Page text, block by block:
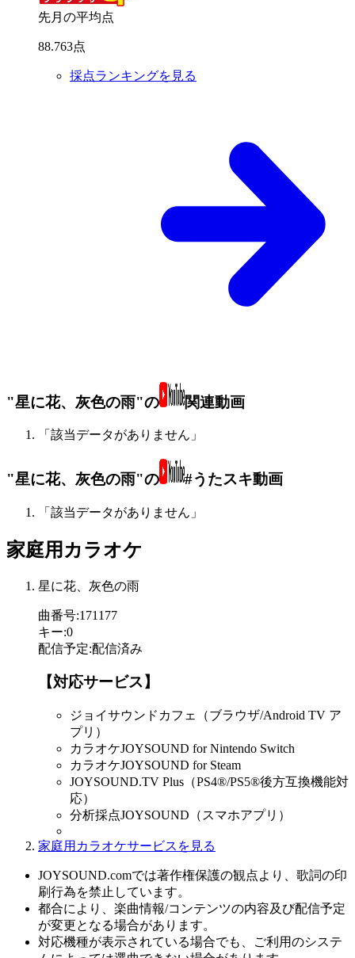
先月の平均点
88.763点
採点ランキングを見る
"星に花、灰色の雨"の 関連動画
「該当データがありません」
"星に花、灰色の雨"の #うたスキ動画
「該当データがありません」
家庭用カラオケ
星に花、灰色の雨
曲番号:171177
キー:0
配信予定:配信済み
【対応サービス】
ジョイサウンドカフェ（ブラウザ/Android TV ア
プリ）
カラオケJOYSOUND for Nintendo Switch
カラオケJOYSOUND for Steam
JOYSOUND.TV Plus（PS4®/PS5®後方互換機能対
応）
分析採点JOYSOUND（スマホアプリ）
家庭用カラオケサービスを見る
JOYSOUND.comでは著作権保護の観点より、歌詞の印
刷行為を禁止しています。
都合により、楽曲情報/コンテンツの内容及び配信予定
が変更となる場合があります。
対応機種が表示されている場合でも、ご利用のシステ